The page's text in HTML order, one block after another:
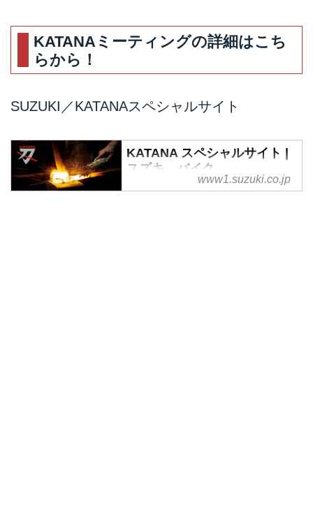
KATANAミーティングの詳細はこち
らから！
SUZUKI／KATANAスペシャルサイト
KATANA スペシャルサイト |
スズキ バイク
スズキ 二輪車 KATANA スペシ
www1.suzuki.co.jp